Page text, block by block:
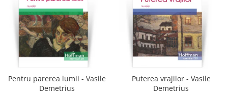
Pentru parerea lumii - Vasile
Demetrius
Puterea vrajilor - Vasile
Demetrius